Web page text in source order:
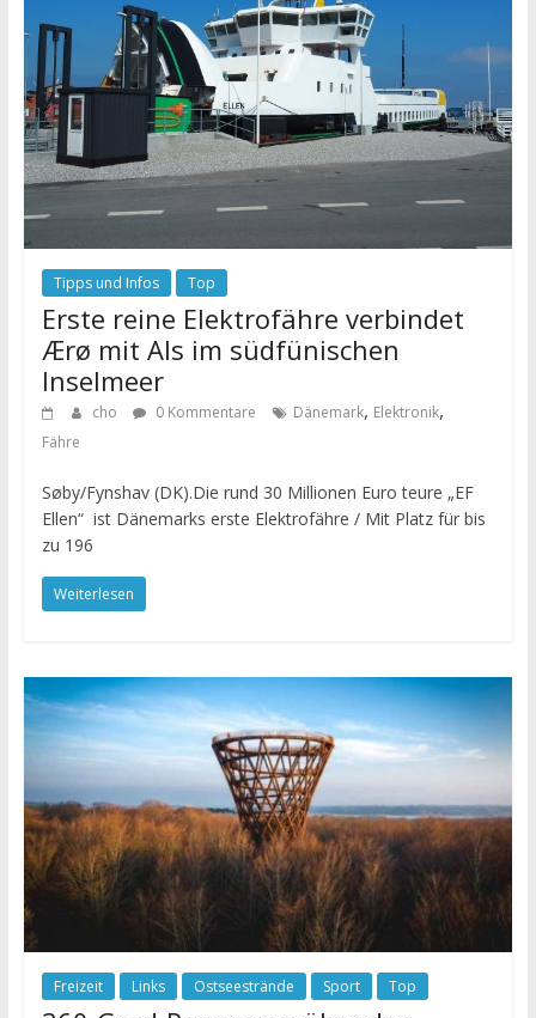
Tipps und Infos Top
Erste reine Elektrofähre verbindet
Ærø mit Als im südfünischen
Inselmeer
cho 0 Kommentare Dänemark, Elektronik,
Fähre
Søby/Fynshav (DK).Die rund 30 Millionen Euro teure „EF
Ellen“ ist Dänemarks erste Elektrofähre / Mit Platz für bis
zu 196
Weiterlesen
Freizeit Links Ostseestrände Sport Top